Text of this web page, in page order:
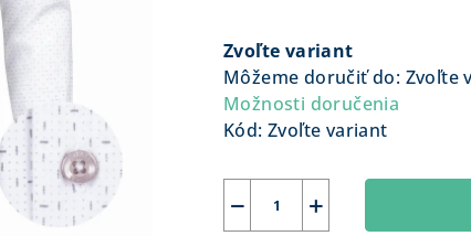
cena:
Zvoľte variant
Môžeme doručiť do: Zvoľte
Možnosti doručenia
Kód: Zvoľte variant
+
−